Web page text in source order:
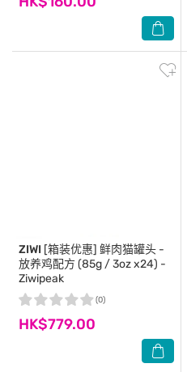
ZIWI [箱装优惠] 鲜肉猫罐头 -
放养鸡配方 (85g / 3oz x24) -
Ziwipeak
HK$779.00
(0)